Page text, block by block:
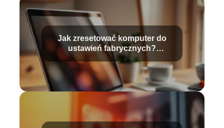
Jak zresetować komputer do
ustawień fabrycznych?
Przewodnik krok po kroku